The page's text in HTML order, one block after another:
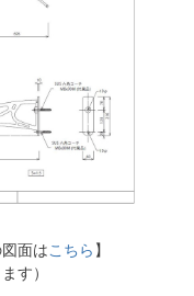
面はこちら 】
す）